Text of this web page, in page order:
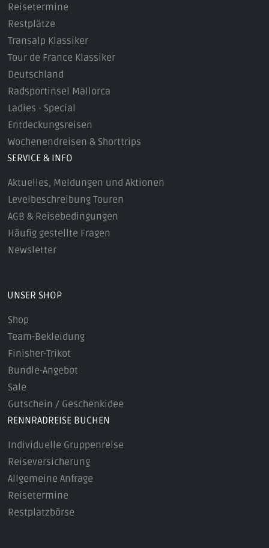
Reisetermine
Restplätze
Transalp Klassiker
Tour de France Klassiker
Deutschland
Radsportinsel Mallorca
Ladies - Special
Entdeckungsreisen
Wochenendreisen & Shorttrips
SERVICE & INFO
Aktuelles, Meldungen und Aktionen
Levelbeschreibung Touren
AGB & Reisebedingungen
Häufig gestellte Fragen
Newsletter
UNSER SHOP
Shop
Team-Bekleidung
Finisher-Trikot
Bundle-Angebot
Sale
Gutschein / Geschenkidee
RENNRADREISE BUCHEN
Individuelle Gruppenreise
Reiseversicherung
Allgemeine Anfrage
Reisetermine
Restplatzbörse